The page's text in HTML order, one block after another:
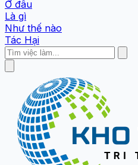
Ở đâu
Là gì
Như thế nào
Tác Hại